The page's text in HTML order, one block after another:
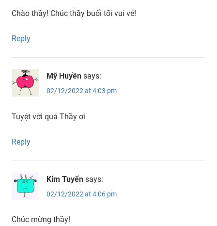
Chào thầy! Chúc thầy buổi tối vui vẻ!
Reply
Mỹ Huyền says:
02/12/2022 at 4:03 pm
Tuyệt vời quá Thầy ơi
Reply
Kim Tuyến says:
02/12/2022 at 4:06 pm
Chúc mừng thầy!